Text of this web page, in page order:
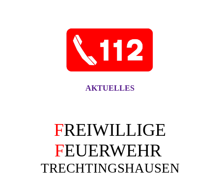
AKTUELLES
FREIWILLIGE
FEUERWEHR
TRECHTINGSHAUSEN